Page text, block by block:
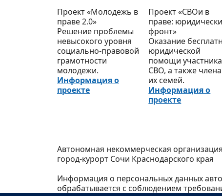
Проект «Молодежь в
праве 2.0»
Решение проблемы
невысокого уровня
социально-правовой
грамотности
молодежи.
Информация о
проекте
Проект «СВОи в
праве:
фронт»
Оказание
юридической
помощи
СВО, а также
их семей.
Информация о
проекте
Автономная некоммерческая организация
город-курорт Сочи Краснодарского края
Информация о персональных данных
обрабатывается с соблюдением